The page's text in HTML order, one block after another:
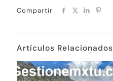
Compartir
Artículos Relacionados